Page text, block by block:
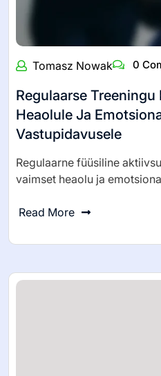
Tomasz Nowak 0
Regulaarse Treeningu
Heaolule Ja
Vastupidavusele
Regulaarne füüsiline
vaimset heaolu ja
Read More